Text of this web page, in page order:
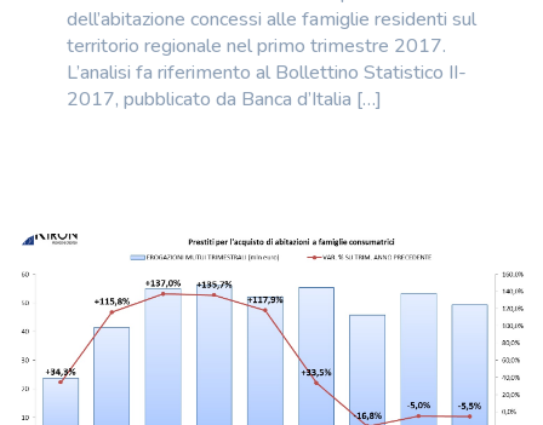
dell’abitazione concessi alle famiglie residenti sul
territorio regionale nel primo trimestre 2017.
L’analisi fa riferimento al Bollettino Statistico II-
2017, pubblicato da Banca d’Italia […]